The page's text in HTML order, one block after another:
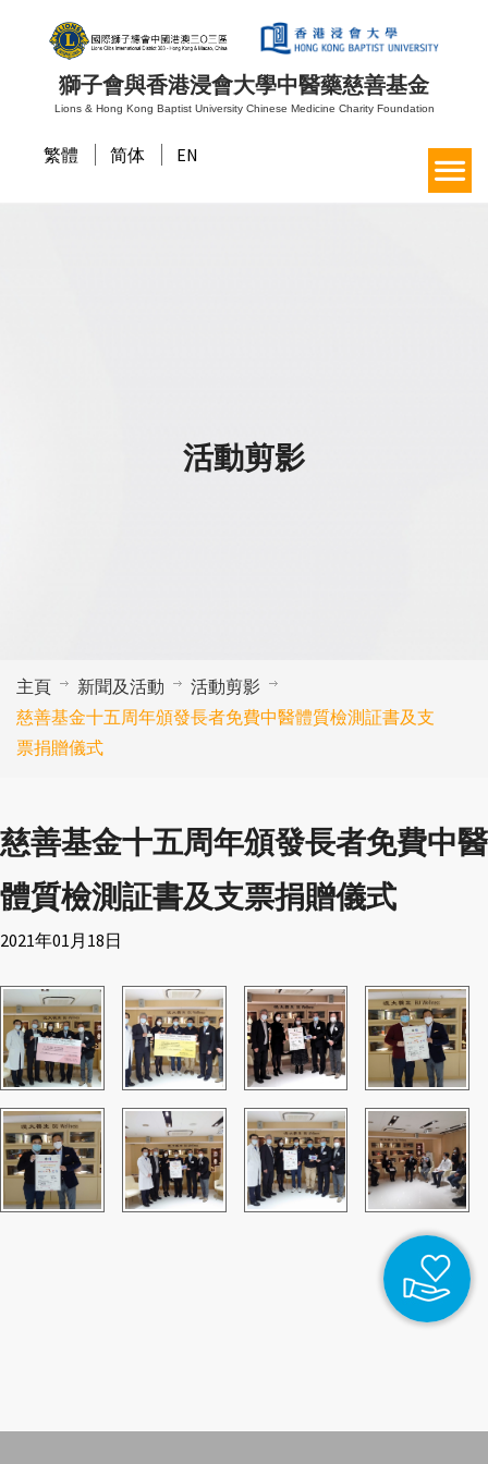
獅子會與香港浸會大學中醫藥慈善基金
Lions & Hong Kong Baptist University Chinese Medicine Charity Foundation
繁體 简体 EN
活動剪影
主頁 新聞及活動
活動剪影
慈善基金十五周年頒發長者免費中醫體質檢測証書及支
票捐贈儀式
慈善基金十五周年頒發長者免費中醫
體質檢測証書及支票捐贈儀式
2021年01月18日